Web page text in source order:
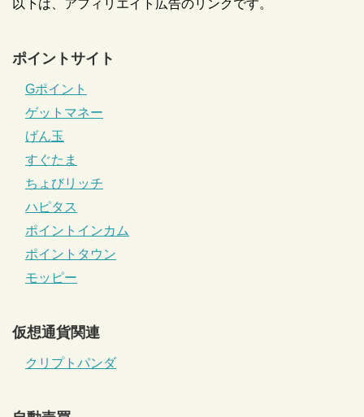
以下は、アフィリエイト広告のリンクです。
ポイントサイト
Gポイント
ゲットマネー
げん玉
すぐたま
ちょびリッチ
ハピタス
ポイントインカム
ポイントタウン
モッピー
仮想通貨関連
クリプトパンダ